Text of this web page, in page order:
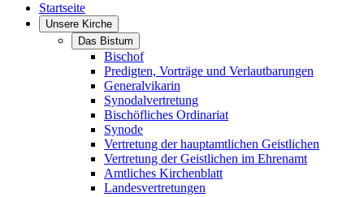
Startseite
Unsere Kirche
Das Bistum
Bischof
Predigten, Vorträge und Verlautbarungen
Generalvikarin
Synodalvertretung
Bischöfliches Ordinariat
Synode
Vertretung der hauptamtlichen Geistlichen
Vertretung der Geistlichen im Ehrenamt
Amtliches Kirchenblatt
Landesvertretungen